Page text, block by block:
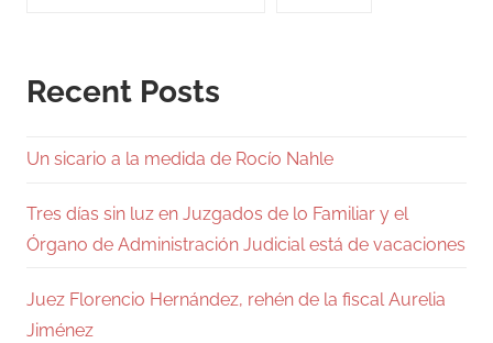
Recent Posts
Un sicario a la medida de Rocío Nahle
Tres días sin luz en Juzgados de lo Familiar y el
Órgano de Administración Judicial está de vacaciones
Juez Florencio Hernández, rehén de la fiscal Aurelia
Jiménez